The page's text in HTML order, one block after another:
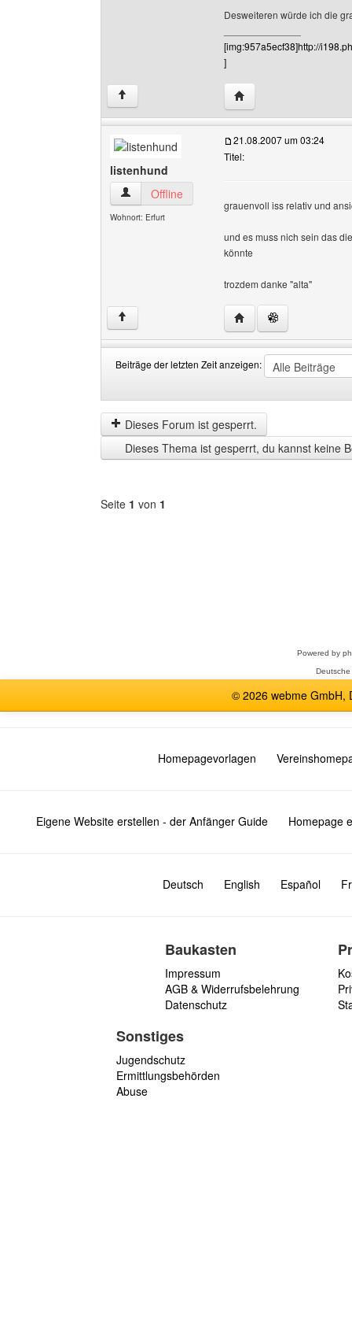
Desweiteren würde ich die
[img:957a5ecf38]http://
]
↑ Website dieses
listenhund
listenhund Benutzer-Profile anzeigen
Offline
Wohnort: Erfurt
21.08.2007 um 03:24
Titel:
grauenvoll iss relativ und
und es muss nich sein das
könnte
trozdem danke "alta"
↑ Website dieses
Beiträge der letzten Zeit anzeigen:
der
letzten
Zeit
anzeigen
by
Dieses Forum ist gesperrt.
Dieses Thema ist gesperrt, du kannst keine
Seite 1 von 1
Powered by
© 2026 webme GmbH,
Homepagevorlagen
Eigene Website erstellen - der Anfänger Guide Homepage
Deutsch English Español
Baukasten
Impressum
AGB & Widerrufsbelehrung
Datenschutz
Sonstiges
Jugendschutz
Ermittlungsbehörden
Abuse